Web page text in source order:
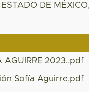
DE
AGUIRRE 2023..pdf
Sofía Aguirre.pdf